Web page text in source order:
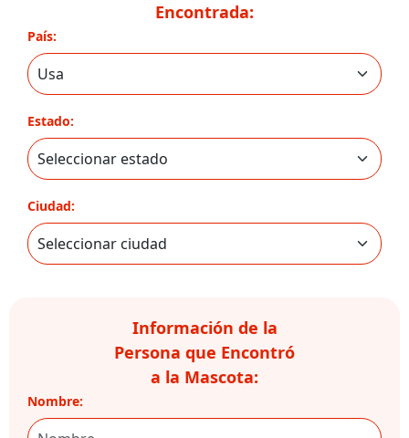
Encontrada:
País:
Estado:
Ciudad:
Información de la
Persona que Encontró
a la Mascota:
Nombre: